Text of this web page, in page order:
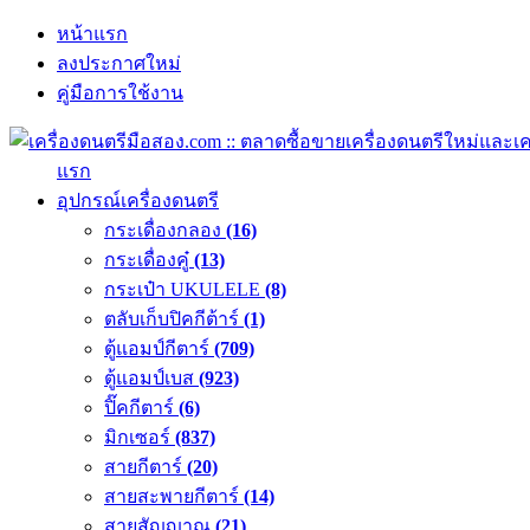
หน้าแรก
ลงประกาศใหม่
คู่มือการใช้งาน
แรก
อุปกรณ์เครื่องดนตรี
กระเดื่องกลอง (16)
กระเดื่องคู๋ (13)
กระเป๋า UKULELE (8)
ตลับเก็บปิคกีต้าร์ (1)
ตู้แอมป์กีตาร์ (709)
ตู้แอมป์เบส (923)
ปิ๊คกีตาร์ (6)
มิกเซอร์ (837)
สายกีตาร์ (20)
สายสะพายกีตาร์ (14)
สายสัญญาณ (21)